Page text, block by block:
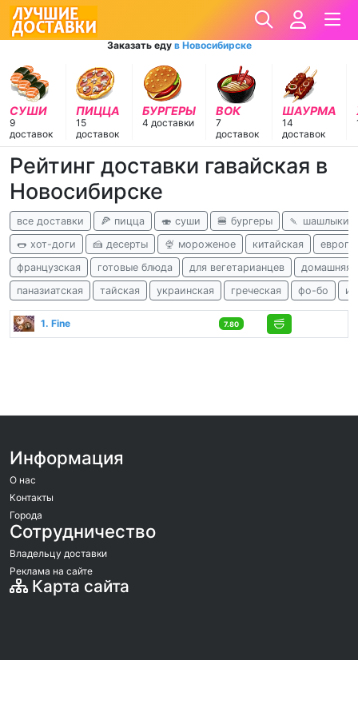
Заказать еду в Новосибирске
СУШИ
9
доставок
ПИЦЦА
15
доставок
БУРГЕРЫ
4 доставки
ВОК
7
доставок
ШАУРМА
14
доставок
Рейтинг доставки гавайская в
Новосибирске
все доставки 🍕 пицца 🍣 суши 🍔 бургеры
🍡 шашлыки
🌭 хот-доги
🍰 десерты 🍨 мороженое китайская
французская
готовые блюда для вегетарианцев
домашняя
паназиатская
тайская украинская греческая фо-бо
1. Fine 7.80
Информация
О нас
Контакты
Города
Сотрудничество
Владельцу доставки
Реклама на сайте
Карта сайта